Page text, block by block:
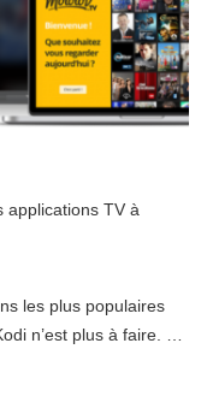
applications TV à
les plus populaires
n’est plus à faire. …